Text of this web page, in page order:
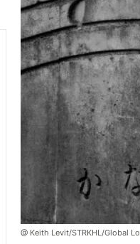
@ Keith Levit/STRKHL/Global